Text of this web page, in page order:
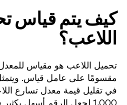
كيف يتم قياس
اللاعب؟
تحميل اللاعب هو مقياس
مقسومًا على عامل قياس.
في تقليل قيمة معدل تسارع